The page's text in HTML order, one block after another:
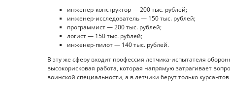
инженер-конструктор — 200 тыс. рублей;
инженер-исследователь — 150 тыс. рублей;
программист — 200 тыс. рублей;
логист — 150 тыс. рублей;
инженер-пилот — 140 тыс. рублей.
В эту же сферу входит профессия летчика-испытателя
высокорисковая работа, которая напрямую затрагивает
воинской специальности, а в летчики берут только